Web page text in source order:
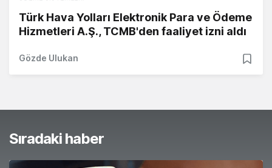
Türk Hava Yolları Elektronik Para ve Ödeme
Hizmetleri A.Ş., TCMB'den faaliyet izni aldı
Gözde Ulukan
Sıradaki haber